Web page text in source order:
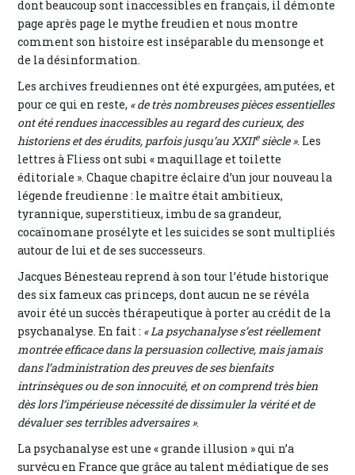
dont beaucoup sont inaccessibles en français, il démonte
page après page le mythe freudien et nous montre
comment son histoire est inséparable du mensonge et
de la désinformation.
Les archives freudiennes ont été expurgées, amputées, et
pour ce qui en reste, « de très nombreuses pièces essentielles
ont été rendues inaccessibles au regard des curieux, des
historiens et des érudits, parfois jusqu’au XXIIesiècle ». Les
lettres à Fliess ont subi « maquillage et toilette
éditoriale ». Chaque chapitre éclaire d’un jour nouveau la
légende freudienne : le maître était ambitieux,
tyrannique, superstitieux, imbu de sa grandeur,
cocaïnomane prosélyte et les suicides se sont multipliés
autour de lui et de ses successeurs.
Jacques Bénesteau reprend à son tour l’étude historique
des six fameux cas princeps, dont aucun ne se révéla
avoir été un succès thérapeutique à porter au crédit de la
psychanalyse. En fait : « La psychanalyse s’est réellement
montrée efficace dans la persuasion collective, mais jamais
dans l’administration des preuves de ses bienfaits
intrinsèques ou de son innocuité, et on comprend très bien
dès lors l’impérieuse nécessité de dissimuler la vérité et de
dévaluer ses terribles adversaires ».
La psychanalyse est une « grande illusion » qui n’a
survécu en France que grâce au talent médiatique de ses